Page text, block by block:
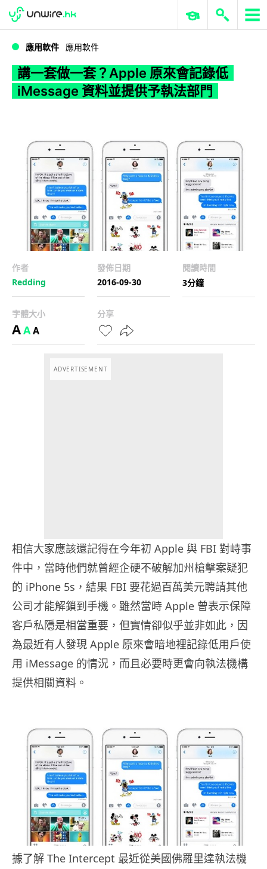
WWDC 2026 ERP 與商業 AI
應用軟件 應用軟件
講一套做一套？Apple 原來會記錄低
iMessage 資料並提供予執法部門
作者
Redding
發佈日期
2016-09-30
閱讀時間
3分鐘
字體大小
AAA
分享
ADVERTISEMENT
相信大家應該還記得在今年初 Apple 與 FBI 對峙事
件中，當時他們就曾經企硬不破解加州槍擊案疑犯
的 iPhone 5s，結果 FBI 要花過百萬美元聘請其他
公司才能解鎖到手機。雖然當時 Apple 曾表示保障
客戶私隱是相當重要，但實情卻似乎並非如此，因
為最近有人發現 Apple 原來會暗地裡記錄低用戶使
用 iMessage 的情況，而且必要時更會向執法機構
提供相關資料。
據了解 The Intercept 最近從美國佛羅里達執法機